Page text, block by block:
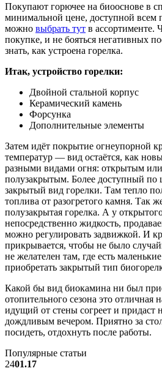
Покупают горючее на биооснове в
минимальной цене, доступной всем
можно выбрать тут в ассортименте.
покупке, и не бояться негативных
знать, как устроена горелка.
Итак, устройство горелки:
Двойной стальной корпус
Керамический камень
Форсунка
Дополнительные элементы
Затем идёт покрытие огнеупорной
температур — вид остаётся, как
разными видами огня: открытым
полузакрытым. Более доступный по
закрытый вид горелки. Там тепло
топлива от разогретого камня. Так
полузакрытая горелка. А у
непосредственно жидкость,
можно регулировать задвижкой. И
прикрывается, чтобы не было
не желателен там, где есть
приобретать закрытый тип
Какой бы вид биокамина ни был
отопительного сезона это отличная
идущий от стены согреет и придаст
дождливым вечером. Приятно за
посидеть, отдохнуть после работы.
Популярные статьи
2401.17